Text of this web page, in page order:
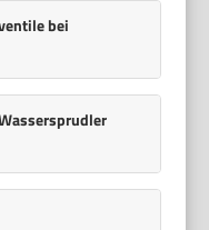
bei